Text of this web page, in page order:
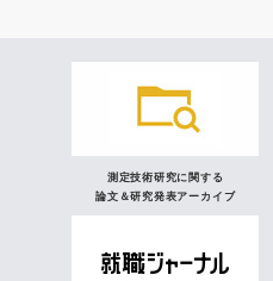
測定技術研究に関する
論文＆研究発表アーカイブ